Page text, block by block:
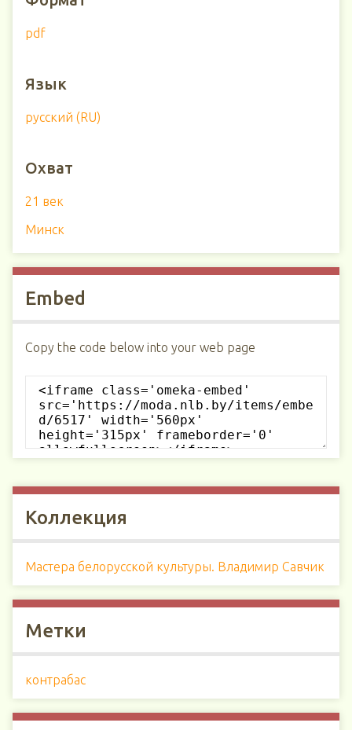
pdf
Язык
русский (RU)
Охват
21 век
Минск
Embed
Copy the code below into your web page
Коллекция
Мастера белорусской культуры. Владимир Савчик
Метки
контрабас